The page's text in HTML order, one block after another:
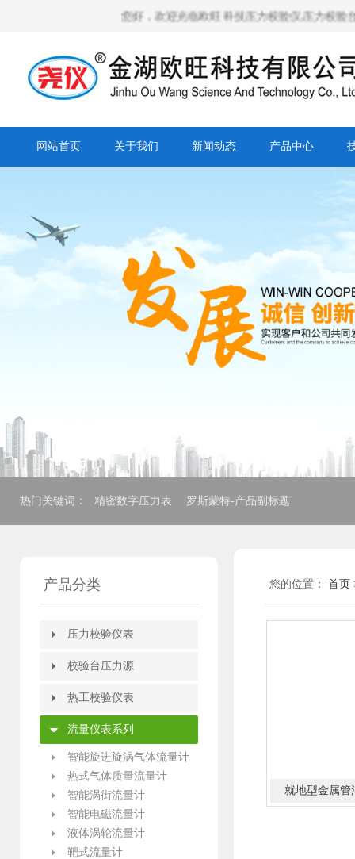
您好，欢迎光临欧旺科技压力校验仪,压力校验台,
网站首页 关于我们 新闻动态 产品中心
热门关键词： 精密数字压力表 罗斯蒙特-产品副标题
产品分类
压力校验仪表
压力校验仪表
压力自动校验装置
全自动压力校验台
压力校验仪
箱式压力校验仪
电动压力校验仪
便携式多功能校验仪
智能压力模块
精密数字压力计
精密数字压力表
HART375手操器
HART475手操器
校验台压力源
校验台压力源
全自动压力控制台
电动压力校验台
压力校验台
便携式压力泵
轻便微压压力泵
手持式压力泵
电动压力源
手动压力源
氧气表压力表两用校器
手操压力泵
压力表转换接头
压力泵附件
热工校验仪表
热工校验仪表
热电偶热电阻检定系统
热工仪表校验装置
热电阻校验仿真仪
热电偶校验仿真仪
过程信号校验仪
电流电压校验仪
频率校验仪
温度校验仪
信号发生器
数字万用表
热工宝典
热工仪表校验仪
掌上型多功能校验仪
便携式温度校验炉
零度恒温器
热电偶检定炉
黑体炉/黑体辐射源
标准热电阻热电偶温度计
流量仪表系列
流量仪表系列
智能旋进旋涡气体流量计
热式气体质量流量计
智能涡街流量计
智能电磁流量计
液体涡轮流量计
靶式流量计
您的位置： 首页
就地型金属管